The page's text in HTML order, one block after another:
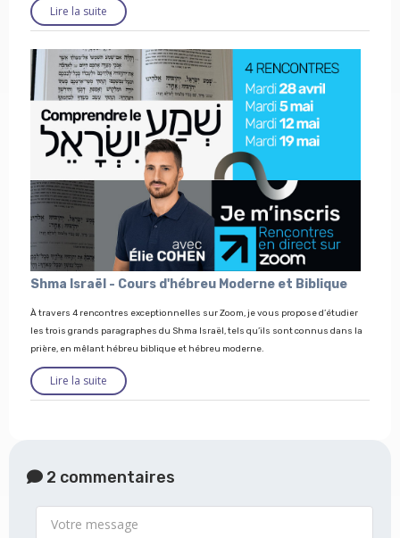
Lire la suite
Shma Israël - Cours d'hébreu Moderne et Biblique
À travers 4 rencontres exceptionnelles sur Zoom, je vous propose d’étudier
les trois grands paragraphes du Shma Israël, tels qu’ils sont connus dans la
prière, en mêlant hébreu biblique et hébreu moderne.
Lire la suite
2 commentaires